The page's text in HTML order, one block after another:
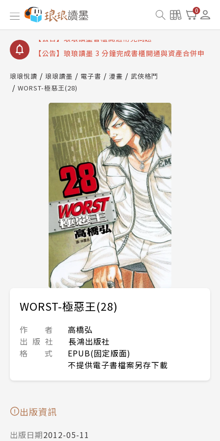
0
【公告】琅琅讀墨數位閱讀資產合併與書櫃開通申請
【公告】琅琅讀墨書櫃開通常見問題
【公告】琅琅讀墨 3 分鐘完成書櫃開通與資產合併申
請圖文教學
查詢
【公告】琅琅讀墨數位閱讀資產合併與書櫃開通申請
琅琅悅讀 琅琅讀墨 電子書 漫畫
武俠格鬥
WORST-極惡王(28)
WORST-極惡王(28)
作 者
高橋弘
出 版 社
長鴻出版社
格 式
EPUB(固定版面)
不提供電子書檔案另存下載
出版資訊
出版日期2012-05-11